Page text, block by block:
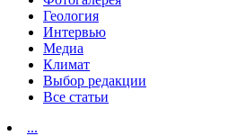
Геология
Интервью
Медиа
Климат
Выбор редакции
Все статьи
...